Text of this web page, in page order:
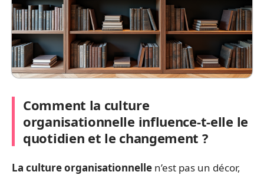
Comment la culture
organisationnelle influence-t-elle le
quotidien et le changement ?
La culture organisationnelle n’est pas un décor,